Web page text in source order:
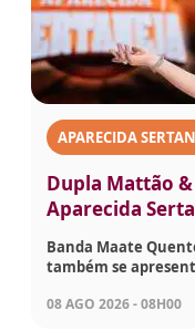
APARECIDA
Dupla Mattão
Aparecida
Banda Maate
também se
08 AGO 2026 - 08H00